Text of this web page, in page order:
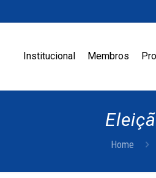
Institucional Membros
Home